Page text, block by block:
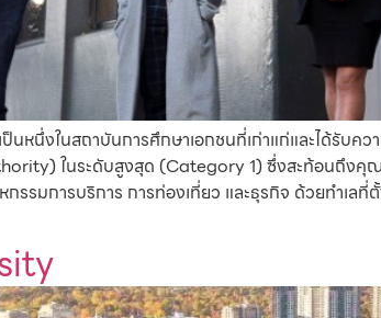
นึ่งในสถาบันการศึกษาเอกชนที่เก่าแก่และได้รับค
ในระดับสูงสุด (Category 1) ซึ่งสะท้อนถึงคุณ
รมการบริการ การท่องเที่ยว และธุรกิจ ด้วยทำเลที่